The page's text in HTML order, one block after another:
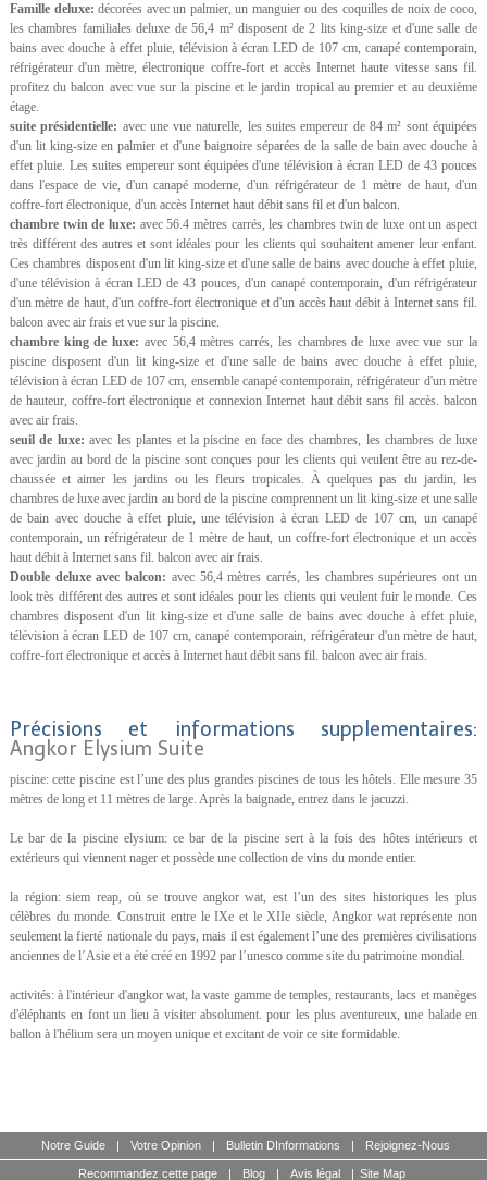
Famille deluxe: décorées avec un palmier, un manguier ou des coquilles de noix de coco,
les chambres familiales deluxe de 56,4 m² disposent de 2 lits king-size et d'une salle de
bains avec douche à effet pluie, télévision à écran LED de 107 cm, canapé contemporain,
réfrigérateur d'un mètre, électronique coffre-fort et accès Internet haute vitesse sans fil.
profitez du balcon avec vue sur la piscine et le jardin tropical au premier et au deuxième
étage.
suite présidentielle: avec une vue naturelle, les suites empereur de 84 m² sont équipées
d'un lit king-size en palmier et d'une baignoire séparées de la salle de bain avec douche à
effet pluie. Les suites empereur sont équipées d'une télévision à écran LED de 43 pouces
dans l'espace de vie, d'un canapé moderne, d'un réfrigérateur de 1 mètre de haut, d'un
coffre-fort électronique, d'un accès Internet haut débit sans fil et d'un balcon.
chambre twin de luxe: avec 56.4 mètres carrés, les chambres twin de luxe ont un aspect
très différent des autres et sont idéales pour les clients qui souhaitent amener leur enfant.
Ces chambres disposent d'un lit king-size et d'une salle de bains avec douche à effet pluie,
d'une télévision à écran LED de 43 pouces, d'un canapé contemporain, d'un réfrigérateur
d'un mètre de haut, d'un coffre-fort électronique et d'un accès haut débit à Internet sans fil.
balcon avec air frais et vue sur la piscine.
chambre king de luxe: avec 56,4 mètres carrés, les chambres de luxe avec vue sur la
piscine disposent d'un lit king-size et d'une salle de bains avec douche à effet pluie,
télévision à écran LED de 107 cm, ensemble canapé contemporain, réfrigérateur d'un mètre
de hauteur, coffre-fort électronique et connexion Internet haut débit sans fil accès. balcon
avec air frais.
seuil de luxe: avec les plantes et la piscine en face des chambres, les chambres de luxe
avec jardin au bord de la piscine sont conçues pour les clients qui veulent être au rez-de-
chaussée et aimer les jardins ou les fleurs tropicales. À quelques pas du jardin, les
chambres de luxe avec jardin au bord de la piscine comprennent un lit king-size et une salle
de bain avec douche à effet pluie, une télévision à écran LED de 107 cm, un canapé
contemporain, un réfrigérateur de 1 mètre de haut, un coffre-fort électronique et un accès
haut débit à Internet sans fil. balcon avec air frais.
Double deluxe avec balcon: avec 56,4 mètres carrés, les chambres supérieures ont un
look très différent des autres et sont idéales pour les clients qui veulent fuir le monde. Ces
chambres disposent d'un lit king-size et d'une salle de bains avec douche à effet pluie,
télévision à écran LED de 107 cm, canapé contemporain, réfrigérateur d'un mètre de haut,
coffre-fort électronique et accès à Internet haut débit sans fil. balcon avec air frais.
Précisions et informations supplementaires:
Angkor Elysium Suite
piscine: cette piscine est l’une des plus grandes piscines de tous les hôtels. Elle mesure 35
mètres de long et 11 mètres de large. Après la baignade, entrez dans le jacuzzi.
Le bar de la piscine elysium: ce bar de la piscine sert à la fois des hôtes intérieurs et
extérieurs qui viennent nager et possède une collection de vins du monde entier.
la région: siem reap, où se trouve angkor wat, est l’un des sites historiques les plus
célèbres du monde. Construit entre le IXe et le XIIe siècle, Angkor wat représente non
seulement la fierté nationale du pays, mais il est également l’une des premières civilisations
anciennes de l’Asie et a été créé en 1992 par l’unesco comme site du patrimoine mondial.
activités: à l'intérieur d'angkor wat, la vaste gamme de temples, restaurants, lacs et manèges
d'éléphants en font un lieu à visiter absolument. pour les plus aventureux, une balade en
ballon à l'hélium sera un moyen unique et excitant de voir ce site formidable.
Notre Guide | Votre Opinion | Bulletin DInformations | Rejoignez-Nous
Recommandez cette page | Blog | Avis légal | Site Map